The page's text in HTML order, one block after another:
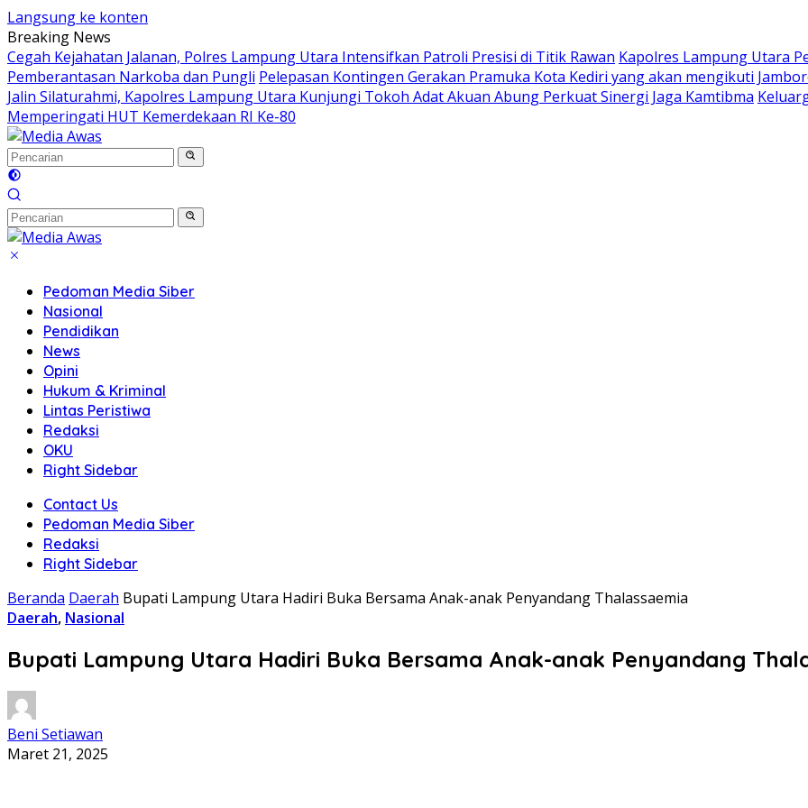
Langsung ke konten
Breaking News
Cegah Kejahatan Jalanan, Polres Lampung Utara Intensifkan Patroli Presisi di Titik Rawan Kapolres Lampung Utara
Pemberantasan Narkoba dan Pungli Pelepasan Kontingen Gerakan Pramuka Kota Kediri yang akan mengikuti
Jalin Silaturahmi, Kapolres Lampung Utara Kunjungi Tokoh Adat Akuan Abung Perkuat Sinergi Jaga Kamtibma
Memperingati HUT Kemerdekaan RI Ke-80
Pedoman Media Siber
Nasional
Pendidikan
News
Opini
Hukum & Kriminal
Lintas Peristiwa
Redaksi
OKU
Right Sidebar
Contact Us
Pedoman Media Siber
Redaksi
Right Sidebar
Beranda Daerah Bupati Lampung Utara Hadiri Buka Bersama Anak-anak Penyandang Thalassaemia
Daerah, Nasional
Bupati Lampung Utara Hadiri Buka Bersama Anak-anak Penyandang
Beni Setiawan
Maret 21, 2025